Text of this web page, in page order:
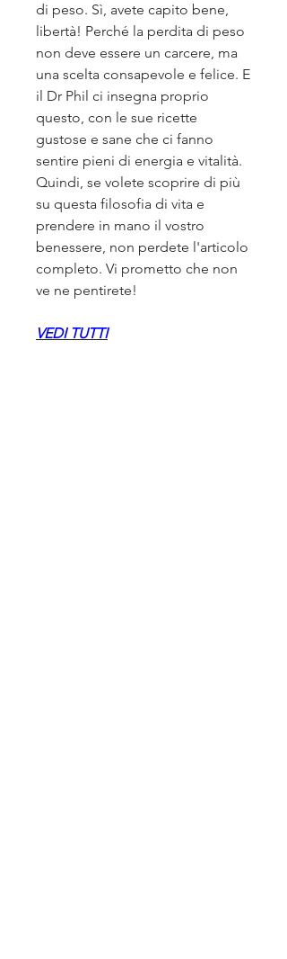
di peso. Sì, avete capito bene,
libertà! Perché la perdita di peso
non deve essere un carcere, ma
una scelta consapevole e felice. E
il Dr Phil ci insegna proprio
questo, con le sue ricette
gustose e sane che ci fanno
sentire pieni di energia e vitalità.
Quindi, se volete scoprire di più
su questa filosofia di vita e
prendere in mano il vostro
benessere, non perdete l'articolo
completo. Vi prometto che non
ve ne pentirete!
VEDI TUTTI